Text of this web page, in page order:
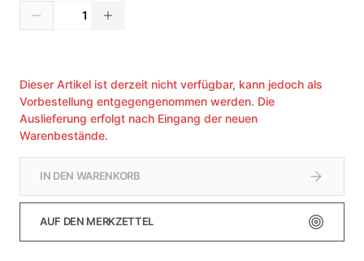
Dieser Artikel ist derzeit nicht verfügbar, kann jedoch als
Vorbestellung entgegengenommen werden. Die
Auslieferung erfolgt nach Eingang der neuen
Warenbestände.
IN DEN WARENKORB
AUF DEN MERKZETTEL